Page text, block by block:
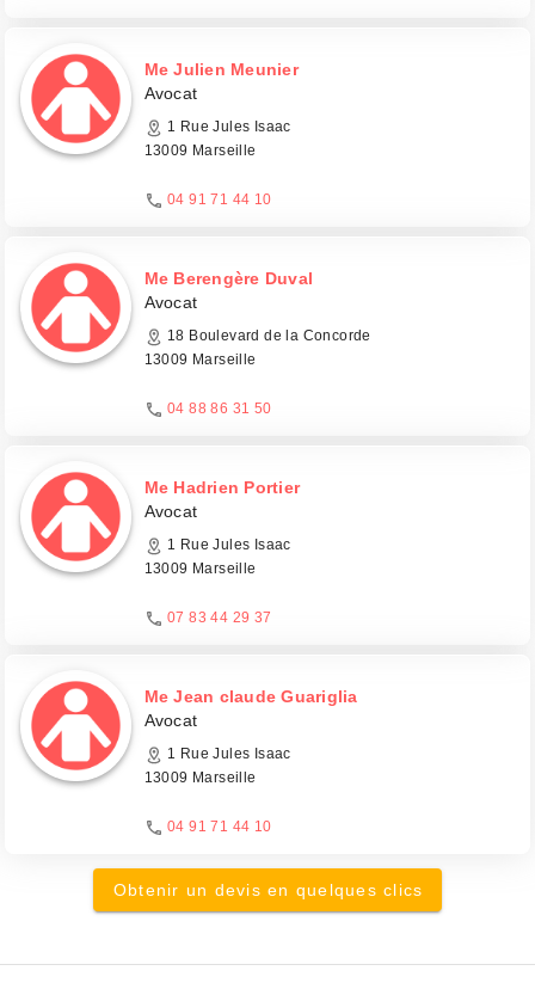
Me Julien Meunier
Avocat
1 Rue Jules Isaac
13009 Marseille
04 91 71 44 10
Me Berengère Duval
Avocat
18 Boulevard de la Concorde
13009 Marseille
04 88 86 31 50
Me Hadrien Portier
Avocat
1 Rue Jules Isaac
13009 Marseille
07 83 44 29 37
Me Jean claude Guariglia
Avocat
1 Rue Jules Isaac
13009 Marseille
04 91 71 44 10
Obtenir un devis en quelques clics